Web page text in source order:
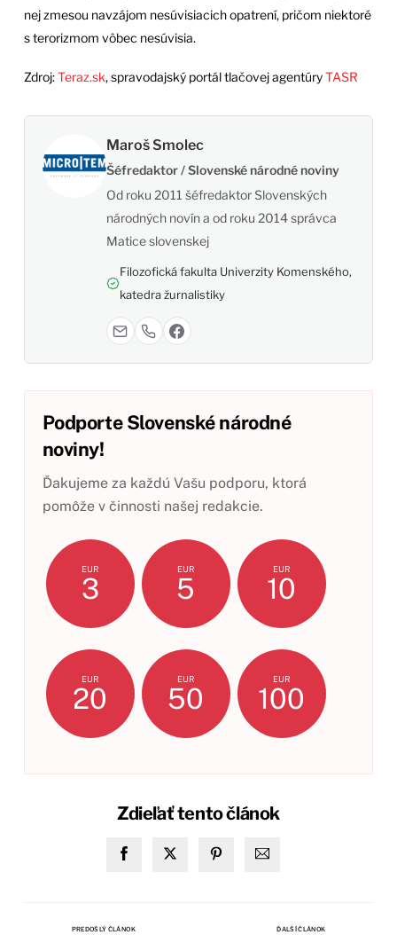
nej zmesou navzájom nesúvisiacich opatrení, pričom niektoré
s terorizmom vôbec nesúvisia.
Zdroj:Teraz.sk, spravodajský portál tlačovej agentúryTASR
Maroš Smolec
Šéfredaktor / Slovenské národné noviny
Od roku 2011 šéfredaktor Slovenských
národných novín a od roku 2014 správca
Matice slovenskej
Filozofická fakulta Univerzity Komenského,
katedra žurnalistiky
Podporte Slovenské národné
noviny!
Ďakujeme za každú Vašu podporu, ktorá
pomôže v činnosti našej redakcie.
EUR
3
EUR
5
EUR
10
EUR
20
EUR
50
EUR
100
Zdieľať tento článok
PREDOŠLÝ ČLÁNOK ĎALŠÍ ČLÁNOK